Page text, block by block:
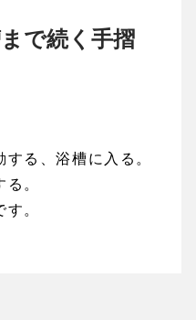
で続く手摺
る、浴槽に入る。
。
。